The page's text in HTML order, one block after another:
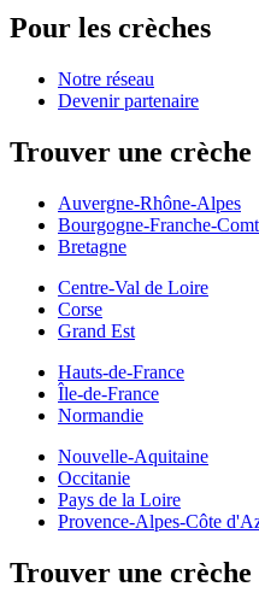
Pour les crèches
Notre réseau
Devenir partenaire
Trouver une
Auvergne-Rhône-Alpes
Bourgogne-Franche-
Bretagne
Centre-Val de Loire
Corse
Grand Est
Hauts-de-France
Île-de-France
Normandie
Nouvelle-Aquitaine
Occitanie
Pays de la Loire
Provence-Alpes-Côte
Trouver une